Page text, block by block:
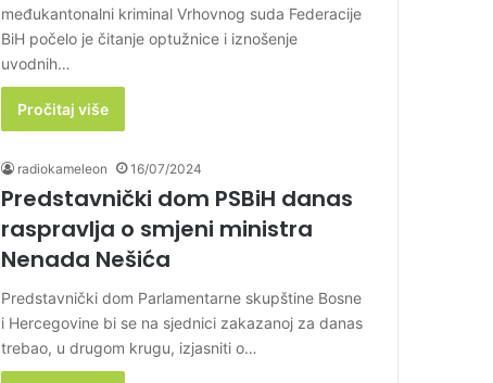
međukantonalni kriminal Vrhovnog suda Federacije
BiH počelo je čitanje optužnice i iznošenje
uvodnih…
Pročitaj više
radiokameleon 16/07/2024
Predstavnički dom PSBiH danas
raspravlja o smjeni ministra
Nenada Nešića
Predstavnički dom Parlamentarne skupštine Bosne
i Hercegovine bi se na sjednici zakazanoj za danas
trebao, u drugom krugu, izjasniti o…